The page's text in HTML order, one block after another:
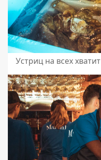
Устриц на всех хватит